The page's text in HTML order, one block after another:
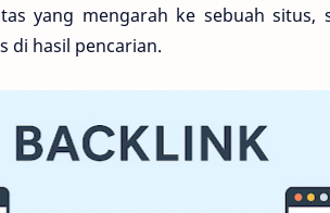
yang mengarah ke sebuah situs,
di hasil pencarian.